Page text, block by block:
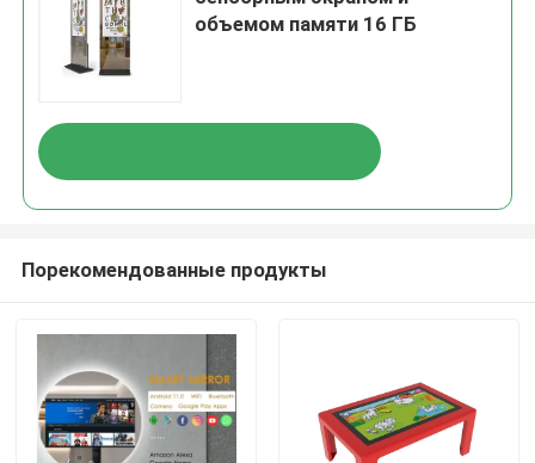
объемом памяти 16 ГБ
Порекомендованные продукты